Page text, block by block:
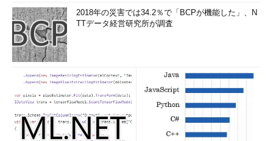
2018年の災害では34.2％で「BCPが機能した」、N
TTデータ経営研究所が調査